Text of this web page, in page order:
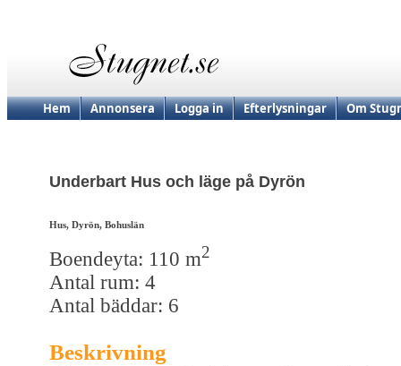
Hem Annonsera Logga in Efterlysningar Om
Underbart Hus och läge på Dyrön
Hus, Dyrön, Bohuslän
Boendeyta: 110 m2
Antal rum: 4
Antal bäddar: 6
Beskrivning